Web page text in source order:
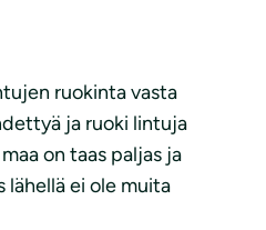
ruokinta vasta
ja ruoki lintuja
on taas paljas ja
lähellä ei ole muita